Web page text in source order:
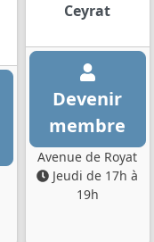
Ceyrat
Devenir
membre
Avenue de Royat
Jeudi de 17h à
19h